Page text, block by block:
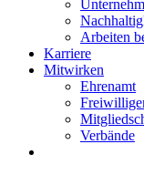
Arbeiten
Karriere
Mitwirken
Ehrenamt
Verbände